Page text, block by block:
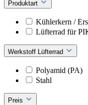
Produktart
Kühlerkern /
Lüfterrad für
Werkstoff Lüfterrad
Polyamid (PA)
Stahl
Preis